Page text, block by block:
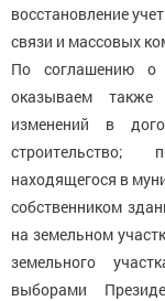
восстановление
связи и массовых
По соглашению о
оказываем также
изменений в
строительство;
находящегося в
собственником
на земельном
земельного
выборами